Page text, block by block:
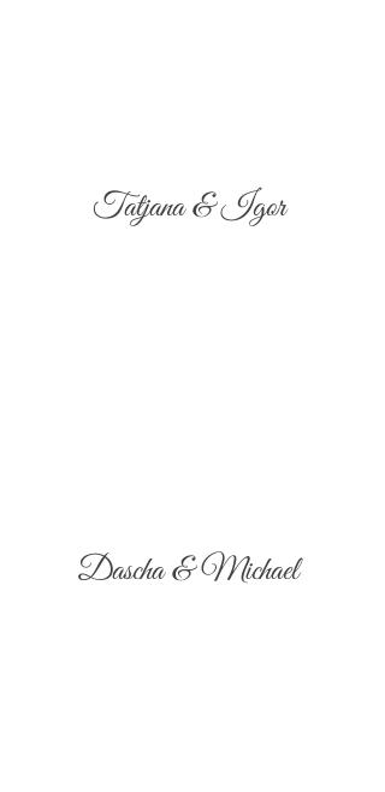
Tatjana & Igor
Dascha & Michael